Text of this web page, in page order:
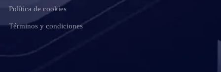
Política de cookies
Términos y condiciones